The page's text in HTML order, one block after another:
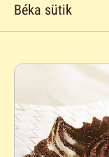
Béka sütik